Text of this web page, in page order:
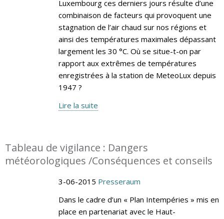
Luxembourg ces derniers jours résulte d’une
combinaison de facteurs qui provoquent une
stagnation de l’air chaud sur nos régions et
ainsi des températures maximales dépassant
largement les 30 °C. Où se situe-t-on par
rapport aux extrêmes de températures
enregistrées à la station de MeteoLux depuis
1947 ?
Lire la suite
Tableau de vigilance : Dangers
météorologiques /Conséquences et conseils
3-06-2015 Presseraum
Dans le cadre d’un « Plan Intempéries » mis en
place en partenariat avec le Haut-